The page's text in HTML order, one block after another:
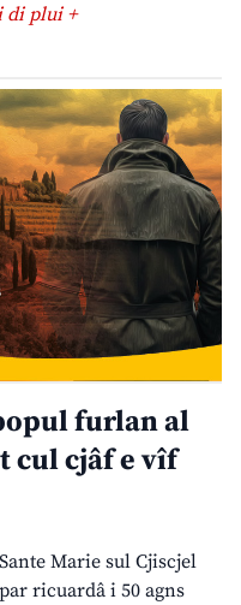
di plui +
furlan al
cul cjâf e vîf
Marie sul Cjiscjel
ricuardâ i 50 agns